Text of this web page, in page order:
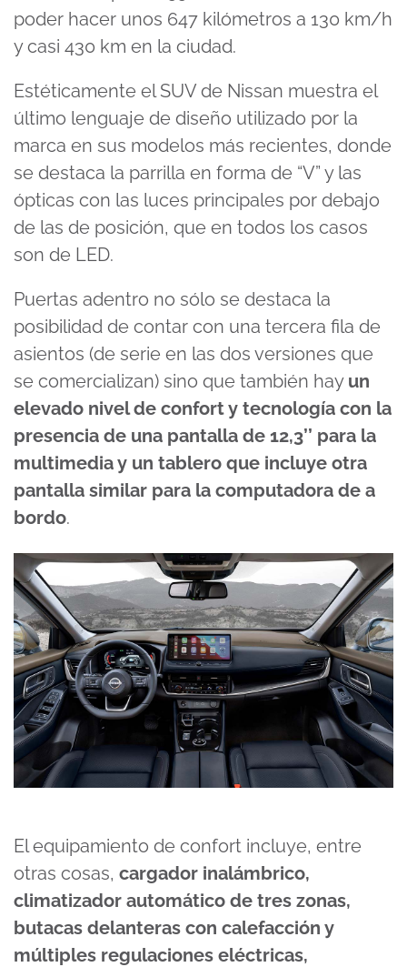
poder hacer unos 647 kilómetros a 130 km/h
y casi 430 km en la ciudad.
Estéticamente el SUV de Nissan muestra el
último lenguaje de diseño utilizado por la
marca en sus modelos más recientes, donde
se destaca la parrilla en forma de “V” y las
ópticas con las luces principales por debajo
de las de posición, que en todos los casos
son de LED.
Puertas adentro no sólo se destaca la
posibilidad de contar con una tercera fila de
asientos (de serie en las dos versiones que
se comercializan) sino que también hay un
elevado nivel de confort y tecnología con la
presencia de una pantalla de 12,3’’ para la
multimedia y un tablero que incluye otra
pantalla similar para la computadora de a
bordo.
El equipamiento de confort incluye, entre
otras cosas, cargador inalámbrico,
climatizador automático de tres zonas,
butacas delanteras con calefacción y
múltiples regulaciones eléctricas,